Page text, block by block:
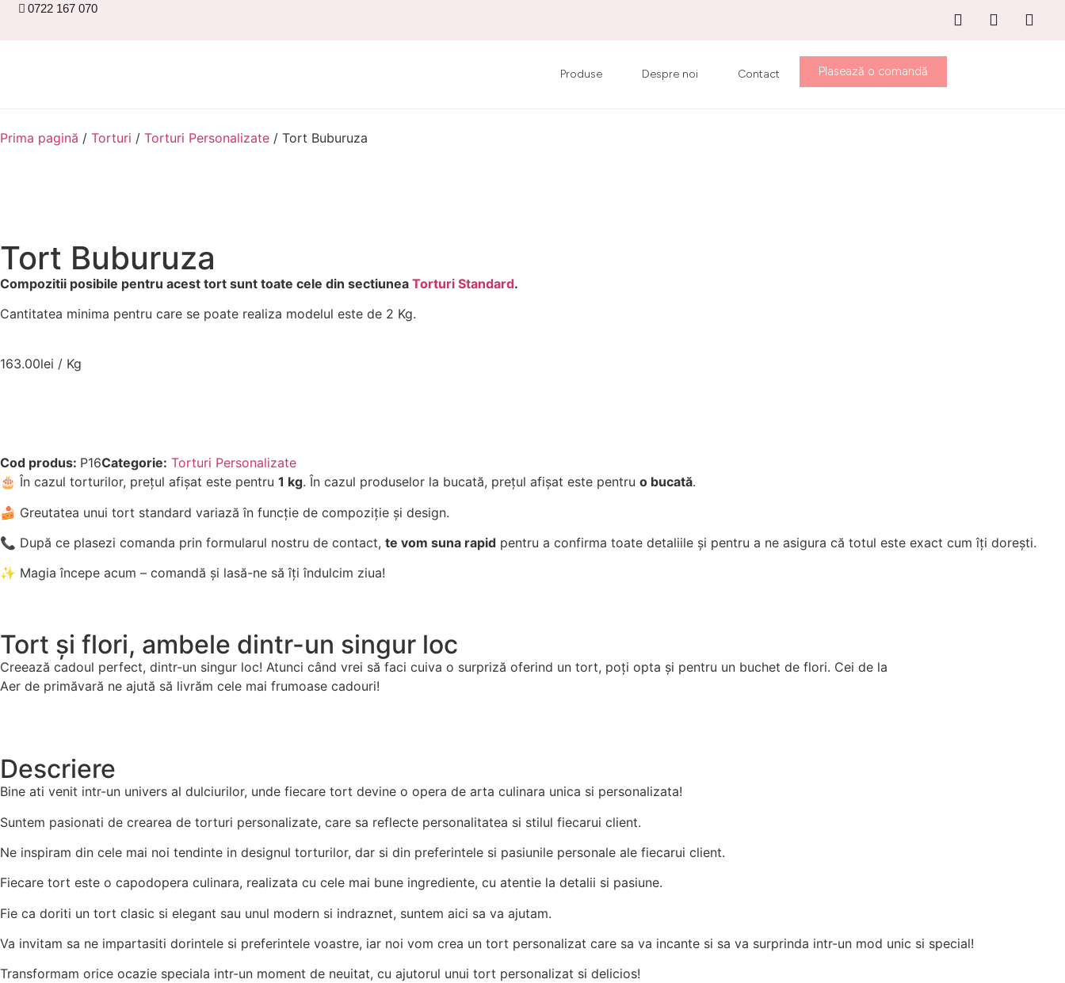
0722 167 070
Produse Despre noi Contact Plasează o comandă
Prima pagină / Torturi / Torturi Personalizate / Tort Buburuza
Tort Buburuza
Compozitii posibile pentru acest tort sunt toate cele din sectiunea Torturi Standard.
Cantitatea minima pentru care se poate realiza modelul este de 2 Kg.
163.00lei / Kg
Cod produs: P16Categorie: Torturi Personalizate
🎂 În cazul torturilor, prețul afișat este pentru 1 kg. În cazul produselor la bucată, prețul afișat este pentru o bucată.
🍰 Greutatea unui tort standard variază în funcție de compoziție și design.
📞 După ce plasezi comanda prin formularul nostru de contact, te vom suna rapid pentru a confirma toate detaliile și pentru a ne asigura că totul este exact cum îți dorești.
✨ Magia începe acum – comandă și lasă-ne să îți îndulcim ziua!
Tort și flori, ambele dintr-un singur loc
Creează cadoul perfect, dintr-un singur loc! Atunci când vrei să faci cuiva o surpriză oferind un tort, poți opta și pentru un buchet de flori. Cei de la
Aer de primăvară ne ajută să livrăm cele mai frumoase cadouri!
Descriere
Bine ati venit intr-un univers al dulciurilor, unde fiecare tort devine o opera de arta culinara unica si personalizata!
Suntem pasionati de crearea de torturi personalizate, care sa reflecte personalitatea si stilul fiecarui client.
Ne inspiram din cele mai noi tendinte in designul torturilor, dar si din preferintele si pasiunile personale ale fiecarui client.
Fiecare tort este o capodopera culinara, realizata cu cele mai bune ingrediente, cu atentie la detalii si pasiune.
Fie ca doriti un tort clasic si elegant sau unul modern si indraznet, suntem aici sa va ajutam.
Va invitam sa ne impartasiti dorintele si preferintele voastre, iar noi vom crea un tort personalizat care sa va incante si sa va surprinda intr-un mod unic si special!
Transformam orice ocazie speciala intr-un moment de neuitat, cu ajutorul unui tort personalizat si delicios!